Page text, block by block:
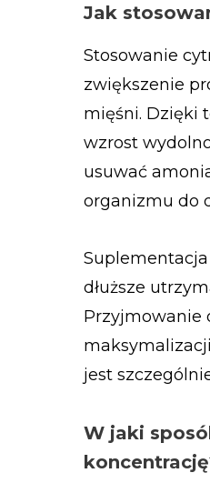
Jak
Stosowanie
zwiększenie
mięśni. Dzięki
wzrost
usuwać
organizmu do
dłuższe
Przyjmowanie
jest
W jaki